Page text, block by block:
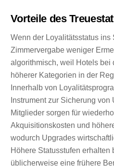
Vorteile des
Wenn der Loyalitätsstatus ins
Zimmervergabe weniger
algorithmisch, weil Hotels bei
höherer Kategorien in der
Innerhalb von
Instrument zur Sicherung
Mitglieder sorgen für
Akquisitionskosten und
wodurch Upgrades
Höhere Statusstufen erhalten
üblicherweise eine frühere